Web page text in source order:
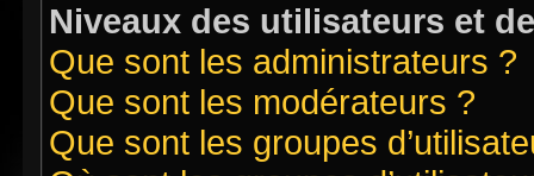
Niveaux des utilisateurs et
Que sont les administrateurs ?
Que sont les modérateurs ?
Que sont les groupes